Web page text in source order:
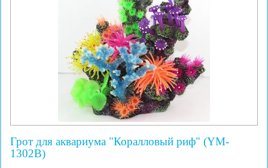
Грот для аквариума "Коралловый риф" (YM-
1302B)